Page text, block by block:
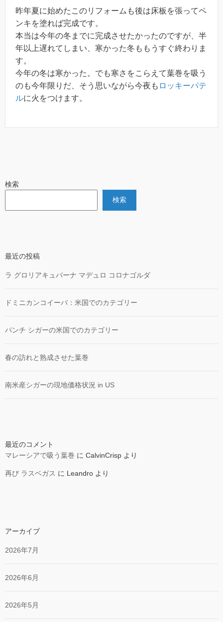
昨年夏に始めたこのリフォームも後は床板を張ってペ
ンキを塗れば完成です。
本当は今年の冬までに完成させたかったのですが、半
年以上遅れてしまい、寒かった冬ももうすぐ終わりま
す。
今年の冬は寒かった。でも寒さをこらえて葉巻を吸う
のも今年限りだ、そう思いながら今夜も ロッキーパテ
ルに火をつけます。
検索
検索
最近の投稿
ラ グロリアキュバーナ マデュロ コロナゴルダ
ドミニカンコイーバ：米国でのカテゴリー
パンチ シガーの米国でのカテゴリー
春の訪れと熟成させた葉巻
南米産シガーの現地価格状況 in US
最近のコメント
マレーシアで吸う葉巻 に CalvinCrisp より
再び ラスベガス に Leandro より
アーカイブ
2026年7月
2026年6月
2026年5月